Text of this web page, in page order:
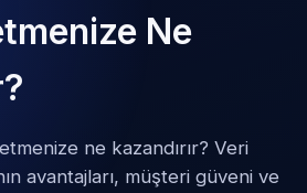
Ne
ne kazandırır? Veri
avantajları, müşteri güveni ve